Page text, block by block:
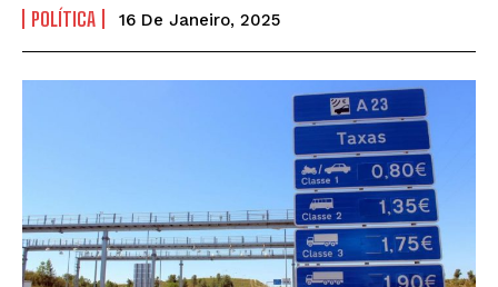
POLÍTICA 16 De Janeiro, 2025